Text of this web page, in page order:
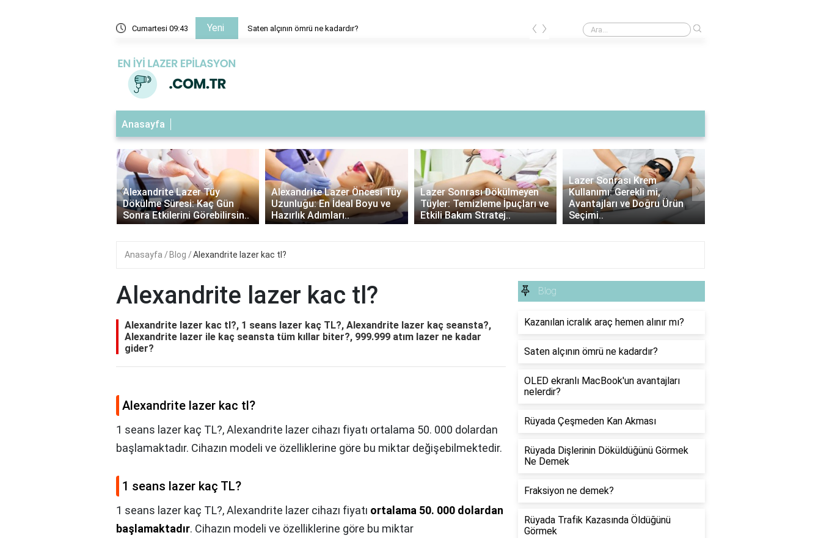
Cumartesi 09:43 Yeni Saten alçının ömrü ne kadardır? Saten alçının ömrü ne kadardır?
‹ ›
Anasayfa
Alexandrite Lazer Tüy
Dökülme Süresi: Kaç Gün
Sonra Etkilerini Görebilirsin..
Alexandrite Lazer Öncesi Tüy
Uzunluğu: En İdeal Boyu ve
Hazırlık Adımları..
Lazer Sonrası Dökülmeyen
Tüyler: Temizleme İpuçları ve
Etkili Bakım Stratej..
Lazer Sonrası Krem
Kullanımı: Gerekli mi,
Avantajları ve Doğru Ürün
Seçimi..
‹ ›
Anasayfa Blog Alexandrite lazer kac tl?
Alexandrite lazer kac tl?
Alexandrite lazer kac tl?, 1 seans lazer kaç TL?, Alexandrite lazer kaç seansta?,
Alexandrite lazer ile kaç seansta tüm kıllar biter?, 999.999 atım lazer ne kadar
gider?
Alexandrite lazer kac tl?
1 seans lazer kaç TL?, Alexandrite lazer cihazı fiyatı ortalama 50. 000 dolardan
başlamaktadır. Cihazın modeli ve özelliklerine göre bu miktar değişebilmektedir.
1 seans lazer kaç TL?
1 seans lazer kaç TL?,Alexandrite lazer cihazı fiyatı ortalama 50. 000 dolardan
başlamaktadır. Cihazın modeli ve özelliklerine göre bu miktar
Blog
Kazanılan icralık araç hemen alınır mı?
Saten alçının ömrü ne kadardır?
OLED ekranlı MacBook'un avantajları
nelerdir?
Rüyada Çeşmeden Kan Akması
Rüyada Dişlerinin Döküldüğünü Görmek
Ne Demek
Fraksiyon ne demek?
Rüyada Trafik Kazasında Öldüğünü
Görmek